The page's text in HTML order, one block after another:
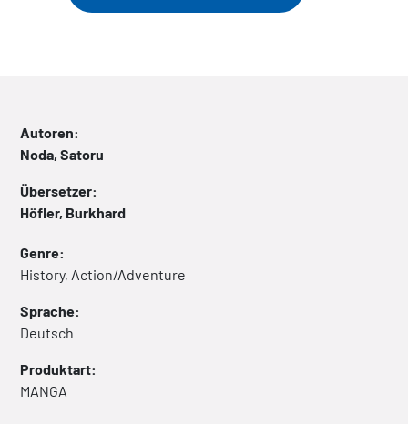
Autoren:
Noda, Satoru
Übersetzer:
Höfler, Burkhard
Genre:
History, Action/Adventure
Sprache:
Deutsch
Produktart:
MANGA